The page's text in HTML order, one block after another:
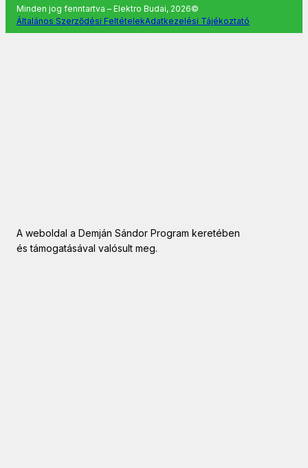
Minden jog fenntartva – Elektro Budai, 2026©
Általános Szerződési FeltételekAdatkezelési Tájékoztató
A weboldal a Demján Sándor Program keretében
és támogatásával valósult meg.